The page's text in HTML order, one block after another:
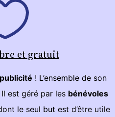
et gratuit
! L’ensemble de son
est géré par les bénévoles
le seul but est d’être utile